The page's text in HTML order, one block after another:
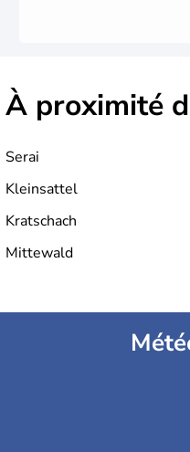
À proximité
Serai
Kleinsattel
Kratschach
Mittewald